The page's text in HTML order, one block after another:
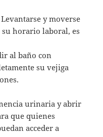
Levantarse y moverse
horario laboral, es
al baño con
su vejiga
urinaria y abrir
que quienes
acceder a